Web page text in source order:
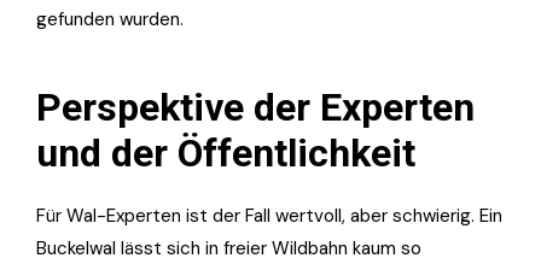
gefunden wurden.
Perspektive der Experten
und der Öffentlichkeit
Für Wal-Experten ist der Fall wertvoll, aber schwierig. Ein
Buckelwal lässt sich in freier Wildbahn kaum so